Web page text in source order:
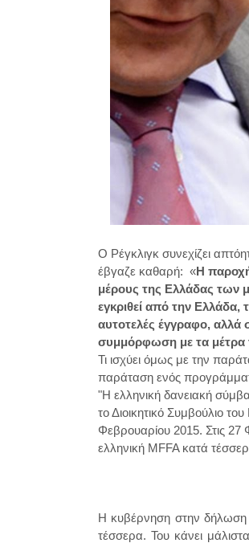
Ο Ρέγκλιγκ συνεχίζει
έβγαζε καθαρή: «Η
μέρους της Ελλάδας των
εγκριθεί από την
αυτοτελές έγγραφο, αλλά
συμμόρφωση με τα μέτρα
Τι ισχύει όμως με την
παράταση ενός
"Η ελληνική δανειακή
το Διοικητικό Συμβούλιο
Φεβρουαρίου 2015. Στις 27
ελληνική MFFA κατά
Η κυβέρνηση στην δήλωση
τέσσερα. Του κάνει